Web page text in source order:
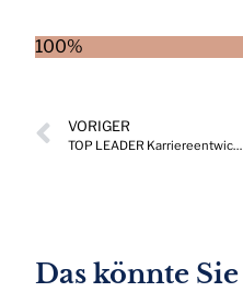
100%
VORIGER
TOP LEADER Karriereentwicklungen, die Drehscheibe wichtiger Positionen in Österreich 12/2024
Das könnte